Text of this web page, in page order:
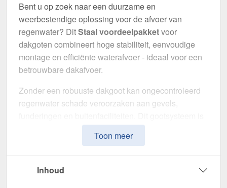
Bent u op zoek naar een duurzame en
weerbestendige oplossing voor de afvoer van
regenwater? DitStaal voordeelpakketvoor
dakgoten combineert hoge stabiliteit, eenvoudige
montage en efficiënte waterafvoer - ideaal voor een
betrouwbare dakafvoer.
Zonder een robuuste dakgoot kan ongecontroleerd
regenwater schade veroorzaken aan gevels,
speciaal ontwikkeld om eenveilige en duurzame
afwateringsoplossingte bieden. Het maakt indruk
met zijn hoge weerstand, doordachte ontwerp en
eenvoudige installatie.
Toon meer
Inhoud